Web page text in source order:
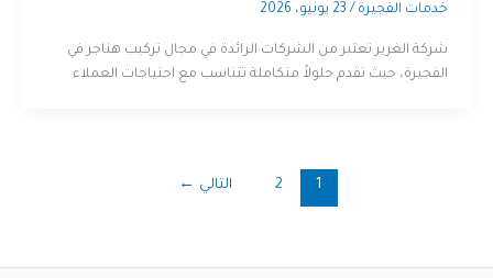
خدمات الفجيرة / 23 يونيو، 2026
شركة الغرير تعتبر من الشركات الرائدة في مجال تركيب هناجر في
الفجيرة، حيث تقدم حلولاً متكاملة تتناسب مع احتياجات العملاء
1
2 التالي ←